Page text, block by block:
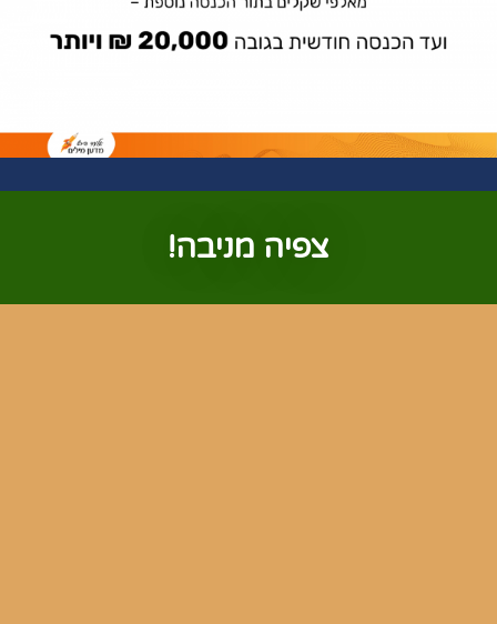
צפיה מניבה!